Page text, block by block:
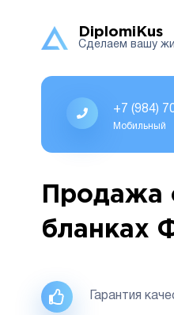
DiplomiKus
Сделаем вашу
+7 (984)
Мобильный
Продажа
бланках
Гарантия